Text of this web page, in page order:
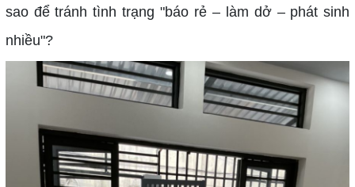
sao để tránh tình trạng "báo rẻ – làm dở – phát sinh
nhiều"?